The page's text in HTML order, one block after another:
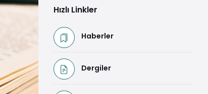
Hızlı Linkler
Haberler
Dergiler